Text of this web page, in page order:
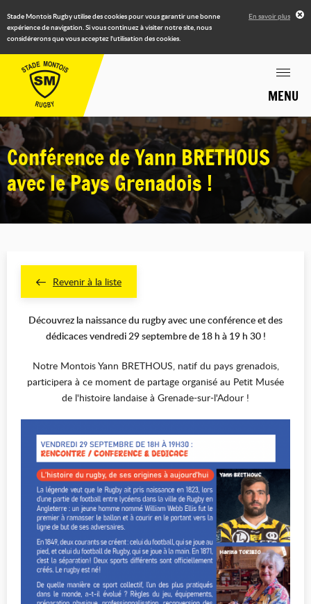
Stade Montois Rugby utilise des cookies pour vous garantir une bonne
expérience de navigation. Si vous continuez à visiter notre site, nous
considérerons que vous acceptez l'utilisation des cookies.
En savoir plus
MENU
Conférence de Yann BRETHOUS
avec le Pays Grenadois !
Revenir à la liste
Découvrez la naissance du rugby avec une conférence et des
dédicaces vendredi 29 septembre de 18 h à 19 h 30 !
Notre Montois Yann BRETHOUS, natif du pays grenadois,
participera à ce moment de partage organisé au Petit Musée
de l'histoire landaise à Grenade-sur-l'Adour !